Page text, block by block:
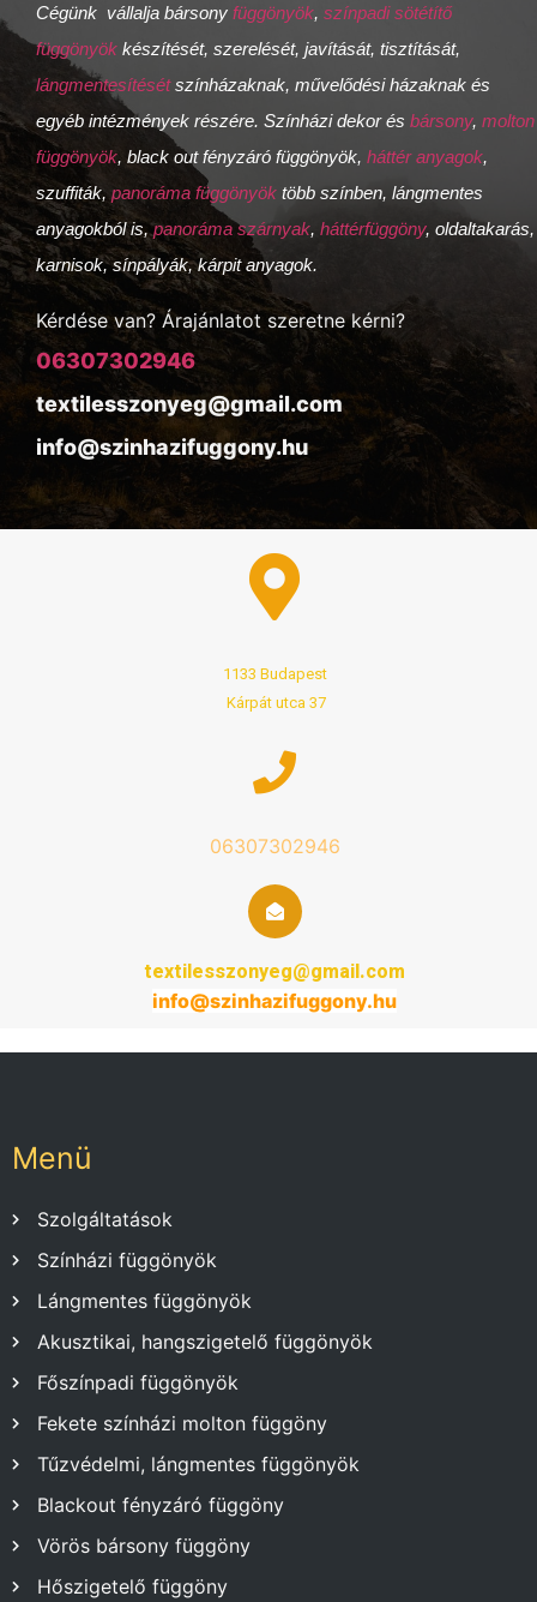
Cégünk vállalja bársony függönyök, színpadi sötétítő
függönyök készítését, szerelését, javítását, tisztítását,
lángmentesítésétszínházaknak, művelődési házaknak és
egyéb intézmények részére. Színházi dekor és bársony, molton
függönyök, black out fényzáró függönyök, háttér anyagok,
szuffiták, panoráma függönyök több színben, lángmentes
anyagokból is,panoráma szárnyak, háttérfüggöny, oldaltakarás,
karnisok, sínpályák, kárpit anyagok.
Kérdése van? Árajánlatot szeretne kérni?
06307302946
textilesszonyeg@gmail.com
info@szinhazifuggony.hu
1133 Budapest
Kárpát utca 37
06307302946
textilesszonyeg@gmail.com
info@szinhazifuggony.hu
Menü
Szolgáltatások
Színházi függönyök
Lángmentes függönyök
Akusztikai, hangszigetelő függönyök
Főszínpadi függönyök
Fekete színházi molton függöny
Tűzvédelmi, lángmentes függönyök
Blackout fényzáró függöny
Vörös bársony függöny
Hőszigetelő függöny